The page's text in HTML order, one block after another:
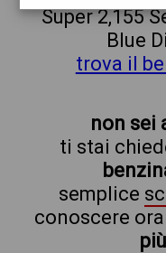
Super 2,155
Blue
trova il
non sei
ti stai
semplice
conoscere